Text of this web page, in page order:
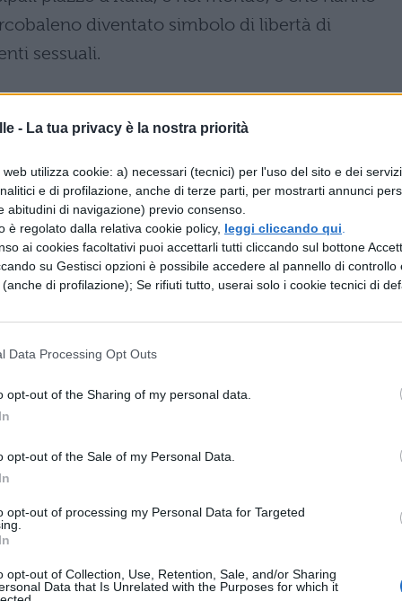
- La tua privacy è la nostra priorità
utilizza cookie: a) necessari (tecnici) per l'uso del sito e dei
e di profilazione, anche di terze parti, per mostrarti annunci
abitudini di navigazione) previo consenso.
è regolato dalla relativa cookie policy, leggi cliccando qui
ai cookies facoltativi puoi accettarli tutti cliccando sul bottone
su Gestisci opzioni è possibile accedere al pannello di controllo
di profilazione); Se rifiuti tutto, userai solo i cookie tecnici di
Data Processing Opt Outs
opt-out of the Sharing of my personal data.
opt-out of the Sale of my Personal Data.
opt-out of processing my Personal Data for Targeted
opt-out of Collection, Use, Retention, Sale, and/or Sharing
Data that Is Unrelated with the Purposes for which it
diventato simbolo di libertà di
sessuali.
svolgimento
spettro dei
contro la discriminazione e il bullismo
scolastico a protezione degli adolescenti
di occupazione ed alloggio;
prevedano sanzioni alla violenza contro le
sessuale e al servizio militare;
omosessuali, tramite unioni civili o